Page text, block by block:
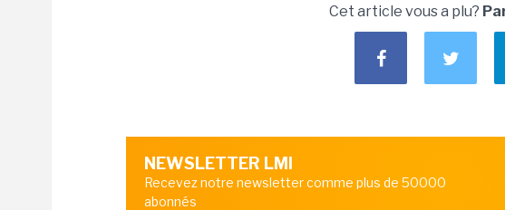
Cet article vous a plu?
NEWSLETTER LMI
Recevez notre newsletter comme plus de 50000
abonnés